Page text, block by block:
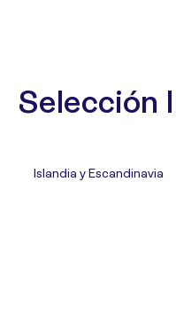
Selección
Islandia y Escandinavia